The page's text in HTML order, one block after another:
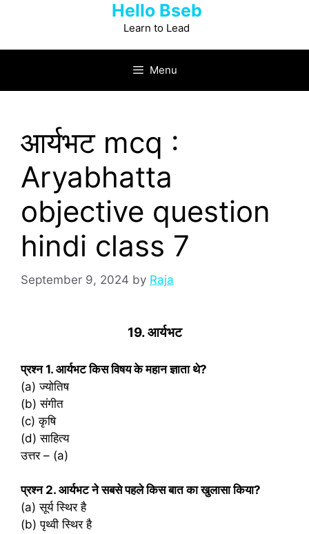
Hello Bseb
Learn to Lead
Menu
आर्यभट mcq :
Aryabhatta
objective question
hindi class 7
September 9, 2024 by Raja
19. आर्यभट
प्रश्‍न 1. आर्यभट किस विषय के महान ज्ञाता थे?
(a) ज्योतिष
(b) संगीत
(c) कृषि
(d) साहित्य
उत्तर – (a)
प्रश्‍न 2. आर्यभट ने सबसे पहले किस बात का खुलासा किया?
(a) सूर्य स्थिर है
(b) पृथ्वी स्थिर है